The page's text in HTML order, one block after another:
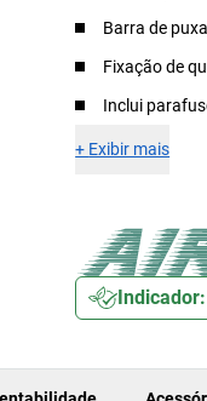
Barra de
Fixação de
Inclui
+ Exibir mais